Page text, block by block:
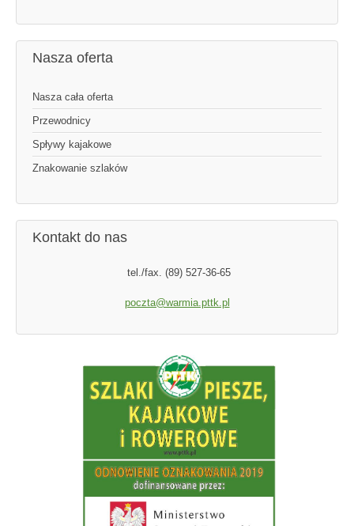
Nasza oferta
Nasza cała oferta
Przewodnicy
Spływy kajakowe
Znakowanie szlaków
Kontakt do nas
tel./fax. (89) 527-36-65
poczta@warmia.pttk.pl